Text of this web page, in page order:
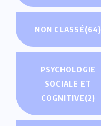
NON CLASSÉ(64)
PSYCHOLOGIE
SOCIALE ET
COGNITIVE(2)